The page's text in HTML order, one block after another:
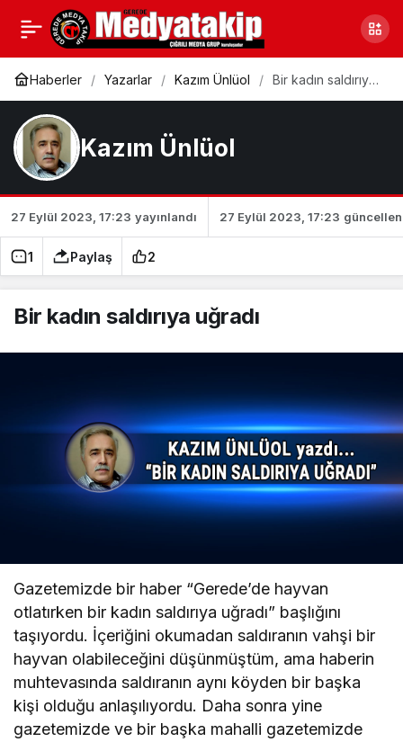
Haberler Yazarlar Kazım Ünlüol
Bir kadın saldırıya
Kazım Ünlüol
27 Eylül 2023, 17:23 yayınlandı 27 Eylül 2023, 17:23
1 Paylaş 2
Bir kadın saldırıya uğradı
Gazetemizde bir haber “Gerede’de hayvan
otlatırken bir kadın saldırıya uğradı” başlığını
taşıyordu. İçeriğini okumadan saldıranın vahşi bir
hayvan olabileceğini düşünmüştüm, ama haberin
muhtevasında saldıranın aynı köyden bir başka
kişi olduğu anlaşılıyordu. Daha sonra yine
gazetemizde ve bir başka mahalli gazetemizde
‘Basit doğruları’
yaparak kazandılar
Paylaş